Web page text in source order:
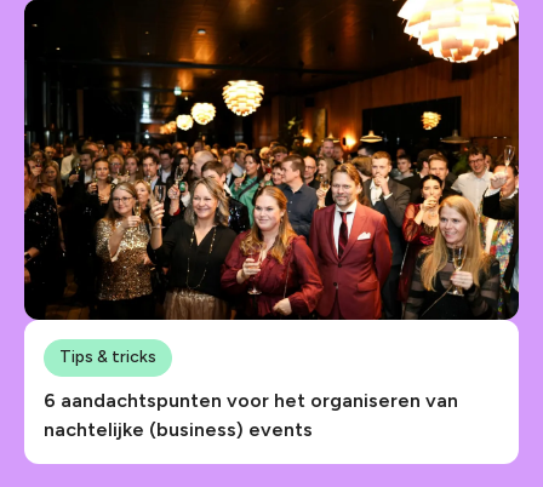
6 aandachtspunten voor het organiseren van
nachtelijke (business) events
Tips & tricks